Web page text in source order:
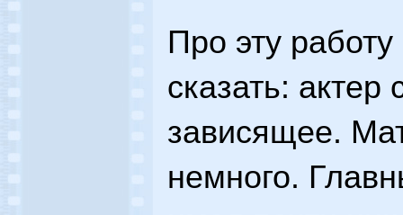
Про эту
сказать: актер
зависящее.
немного.